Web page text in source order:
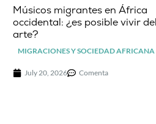
Músicos migrantes en África
occidental: ¿es posible vivir del
arte?
MIGRACIONES Y SOCIEDAD AFRICANA
July 20, 2026 Comenta